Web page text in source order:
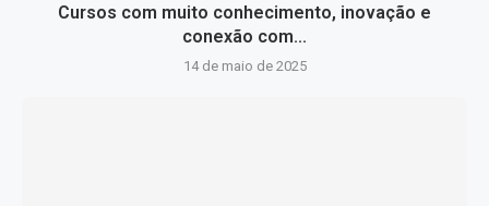
Cursos com muito conhecimento, inovação e
conexão com...
14 de maio de 2025